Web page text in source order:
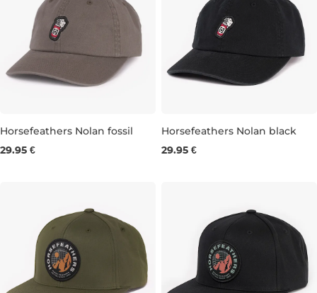
Horsefeathers Nolan fossil
29.95 €
Horsefeathers Nolan black
29.95 €